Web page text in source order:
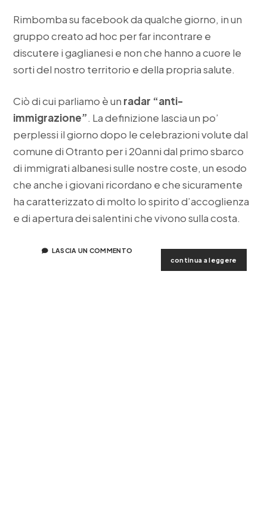
Rimbomba su facebook da qualche giorno, in un
gruppo creato ad hoc per far incontrare e
discutere i gaglianesi e non che hanno a cuore le
sorti del nostro territorio e della propria salute.
Ciò di cui parliamo è un radar “anti-
immigrazione”. La definizione lascia un po’
perplessi il giorno dopo le celebrazioni volute dal
comune di Otranto per i 20anni dal primo sbarco
di immigrati albanesi sulle nostre coste, un esodo
che anche i giovani ricordano e che sicuramente
ha caratterizzato di molto lo spirito d’accoglienza
e di apertura dei salentini che vivono sulla costa.
continua a leggere
anti-
LASCIA UN COMMENTO